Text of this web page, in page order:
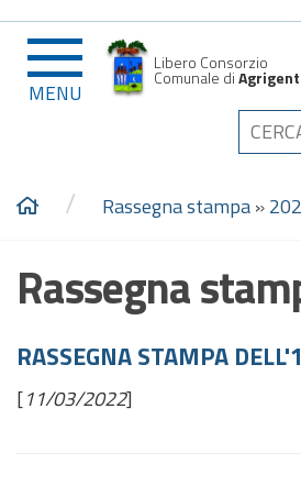
MENU
Libero Consorzio
Comunale di
/ Rassegna stampa»
Rassegna
RASSEGNA STAMPA
[11/03/2022]